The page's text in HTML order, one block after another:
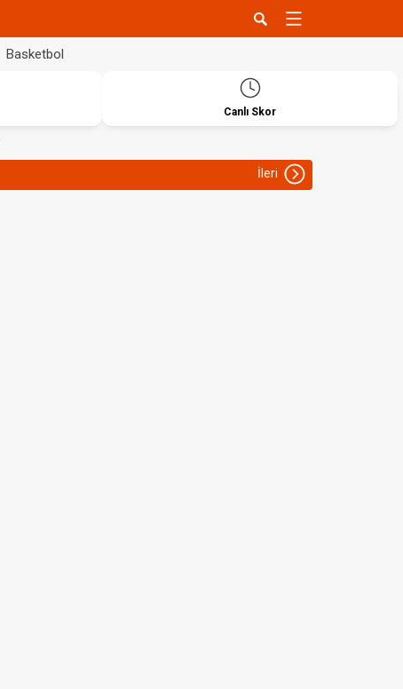
Basketbol
Canlı Skor
İleri